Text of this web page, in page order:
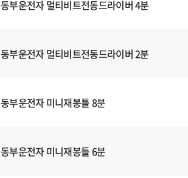
동부운전자 멀티비트전동드라이버 4분
동부운전자 멀티비트전동드라이버 2분
동부운전자 미니재봉틀 8분
동부운전자 미니재봉틀 6분